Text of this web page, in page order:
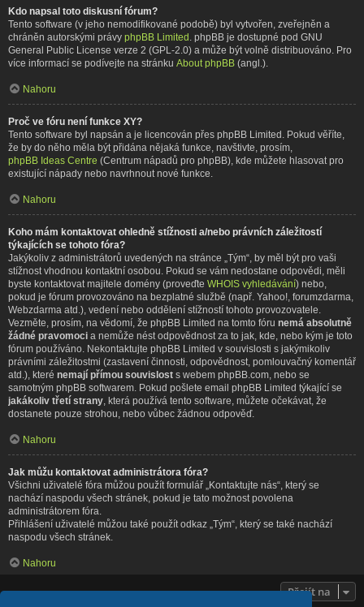
Kdo napsal toto diskusní fórum?
Tento software (v jeho nemodifikované podobě) byl vytvořen, zveřejněn a
chráněn autorskými právy phpBB Limited . phpBB je dostupné pod GNU
General Public License verze 2 (GPL-2.0) a může být volně distribuováno. Pro
více informací se podívejte na stránku About phpBB (angl.).
Nahoru
Proč ve fóru není funkce XY?
Tento software byl napsán a je licencován přes phpBB Limited. Pokud věříte,
že by do něho měla být přidána nějaká funkce, navštivte, prosím,
phpBB Ideas Centre (Centrum nápadů pro phpBB), kde můžete hlasovat pro
existující nápady nebo navrhnout nové funkce.
Nahoru
Koho mám kontaktovat ohledně stížnosti a/nebo právních záležitostí
týkajících se tohoto fóra?
Jakýkoliv z administrátorů uvedených na stránce „Tým“, by měl být pro vaši
stížnost vhodnou kontaktní osobou. Pokud se vám nedostane odpovědi, měli
byste kontaktovat majitele domény (proveďte WHOIS vyhledávání) nebo,
pokud je fórum provozováno na bezplatné službě (např. Yahoo!, forumzdarma,
Webzdarma atd.), vedení nebo oddělení stížností tohoto provozovatele.
Vezměte, prosím, na vědomí, že phpBB Limited na tomto fóru nemá absolutně
žádné pravomoci a nemůže nést odpovědnost za to jak, kde, nebo kým je toto
fórum používáno. Nekontaktujte phpBB Limited v souvislosti s jakýmikoliv
právními záležitostmi (zastavení činnosti, odpovědnost, pomlouvačný komentář
atd.), které nemají přímou souvislost s webem phpBB.com, nebo se
samotným phpBB softwarem. Pokud pošlete email phpBB Limited týkající se
jakákoliv třetí strany , která používá tento software, můžete očekávat, že
dostanete pouze strohou, nebo vůbec žádnou odpověď.
Nahoru
Jak můžu kontaktovat administrátora fóra?
Všichni uživatelé fóra můžou použít formulář „Kontaktujte nás“, který se
nachází naspodu všech stránek, pokud je tato možnost povolena
administrátorem fóra.
Přihlášení uživatelé můžou také použít odkaz „Tým“, který se také nachází
naspodu všech stránek.
Nahoru
Přejít na